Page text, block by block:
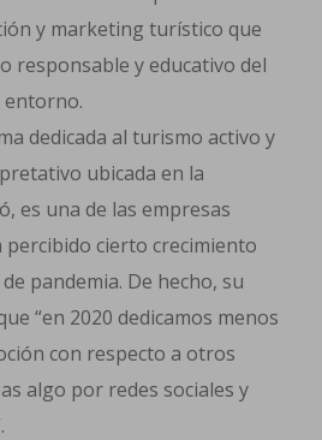
y marketing turístico que
responsable y educativo del
entorno.
dedicada al turismo activo y
ubicada en la
es una de las empresas
cierto crecimiento
pandemia. De hecho, su
“en 2020 dedicamos menos
con respecto a otros
algo por redes sociales y